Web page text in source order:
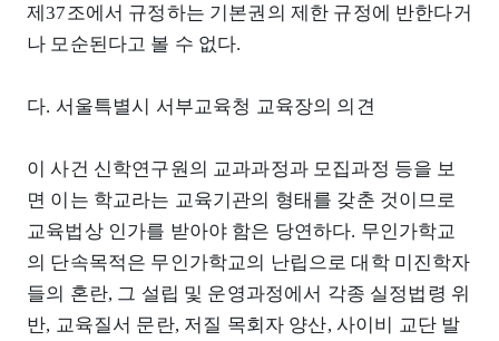
제37조에서 규정하는 기본권의 제한 규정에 반한다거
나 모순된다고 볼 수 없다.
다. 서울특별시 서부교육청 교육장의 의견
이 사건 신학연구원의 교과과정과 모집과정 등을 보
면 이는 학교라는 교육기관의 형태를 갖춘 것이므로
교육법상 인가를 받아야 함은 당연하다. 무인가학교
의 단속목적은 무인가학교의 난립으로 대학 미진학자
들의 혼란, 그 설립 및 운영과정에서 각종 실정법령 위
반, 교육질서 문란, 저질 목회자 양산, 사이비 교단 발